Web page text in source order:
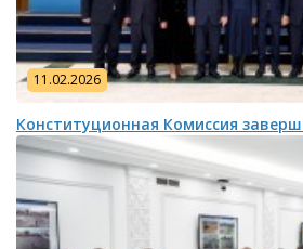
11.02.2026
Конституционная Комиссия